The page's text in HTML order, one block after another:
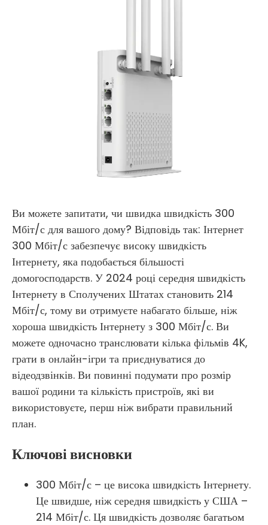
Ви можете запитати, чи швидка швидкість 300
Мбіт/с для вашого дому? Відповідь так: Інтернет
300 Мбіт/с забезпечує високу швидкість
Інтернету, яка подобається більшості
домогосподарств. У 2024 році середня швидкість
Інтернету в Сполучених Штатах становить 214
Мбіт/с, тому ви отримуєте набагато більше, ніж
хороша швидкість Інтернету з 300 Мбіт/с. Ви
можете одночасно транслювати кілька фільмів 4K,
грати в онлайн-ігри та приєднуватися до
відеодзвінків. Ви повинні подумати про розмір
вашої родини та кількість пристроїв, які ви
використовуєте, перш ніж вибрати правильний
план.
Ключові висновки
300 Мбіт/с – це висока швидкість Інтернету.
Це швидше, ніж середня швидкість у США –
214 Мбіт/с. Ця швидкість дозволяє багатьом